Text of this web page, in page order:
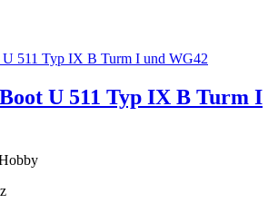
U 511 Typ IX B Turm I